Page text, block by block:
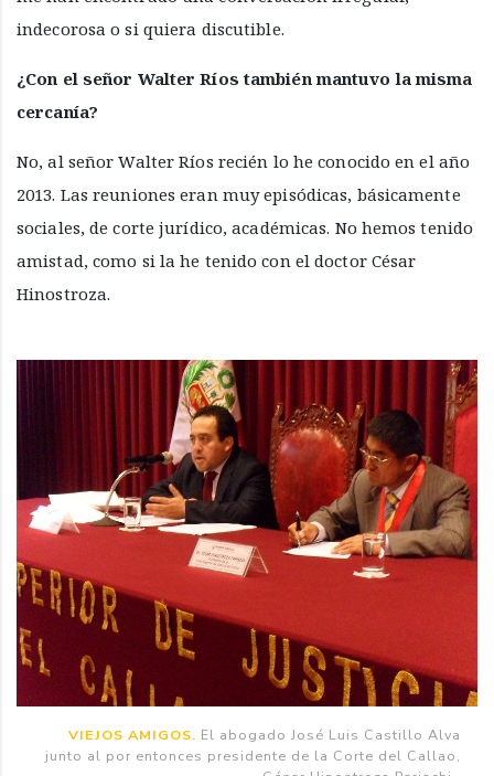
indecorosa o si quiera discutible.
¿Con el señor Walter Ríos también mantuvo la misma
cercanía?
No, al señor Walter Ríos recién lo he conocido en el año
2013. Las reuniones eran muy episódicas, básicamente
sociales, de corte jurídico, académicas. No hemos tenido
amistad, como si la he tenido con el doctor César
Hinostroza.
VIEJOS AMIGOS. El abogado José Luis Castillo Alva
junto al por entonces presidente de la Corte del Callao,